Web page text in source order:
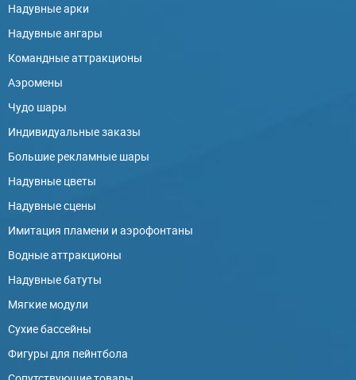
Надувные арки
Надувные ангары
Командные аттракционы
Аэромены
Чудо шары
Индивидуальные заказы
Большие рекламные шары
Надувные цветы
Надувные сцены
Имитация пламени и аэрофонтаны
Водные аттракционы
Надувные батуты
Мягкие модули
Сухие бассейны
Фигуры для пейнтбола